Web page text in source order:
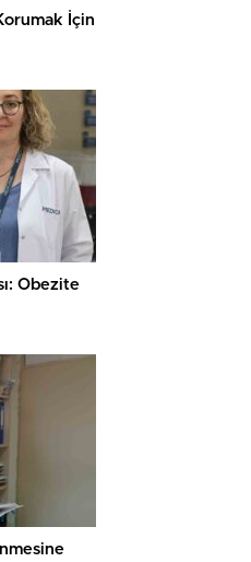
İçin
Obezite